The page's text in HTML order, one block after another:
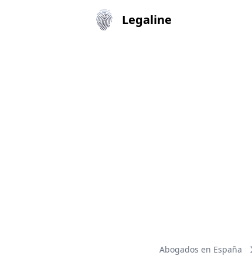
Legaline
Abogados en España